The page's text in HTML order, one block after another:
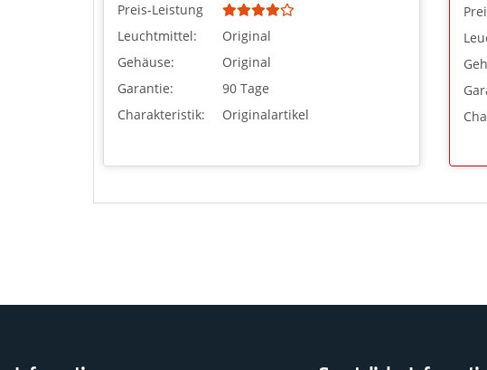
Preis-Leistung
Leuchtmittel:
Original
Gehäuse:
Original
Garantie:
90 Tage
Charakteristik:
Originalartikel